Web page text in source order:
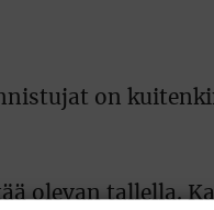
on
olevan tallella.